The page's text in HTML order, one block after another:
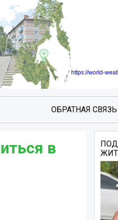
https://world-
ОБРАТНАЯ СВЯЗЬ
в